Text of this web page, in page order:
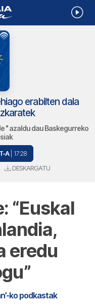
erabilten dala
" azaldu dau Baskegurreko
A | 17:28
DESKARGATU
“Euskal
eredu
ko podkastak